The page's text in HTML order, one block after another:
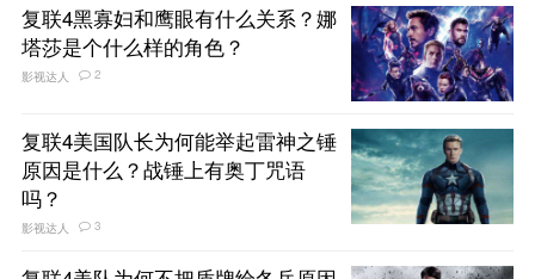
复联4黑寡妇和鹰眼有什么关系？娜
塔莎是个什么样的角色？
影视达人 2
复联4美国队长为何能举起雷神之锤
原因是什么？战锤上有奥丁咒语
吗？
影视达人 3